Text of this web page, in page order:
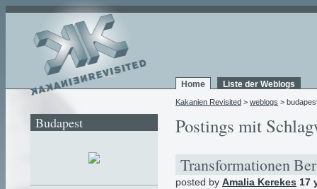
Home Liste der Weblogs
Kakanien Revisited > weblogs >
Postings mit
Transformationen
posted by Amalia Kerekes 17
Budapest